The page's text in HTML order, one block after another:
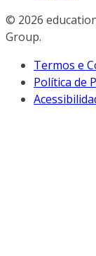
© 2026
Group.
Termos e
Política de